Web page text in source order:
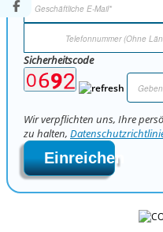
Sicherheitscode
Wir verpflichten uns, Ihre
zu halten,
Einreichen